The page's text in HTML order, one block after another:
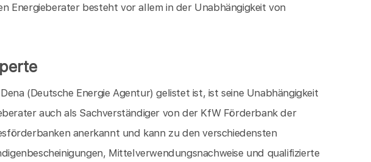
Energieberater besteht vor allem in der Unabhängigkeit von
(Deutsche Energie Agentur) gelistet ist, ist seine Unabhängigkeit
auch als Sachverständiger von der KfW Förderbank der
anerkannt und kann zu den verschiedensten
Mittelverwendungsnachweise und qualifizierte